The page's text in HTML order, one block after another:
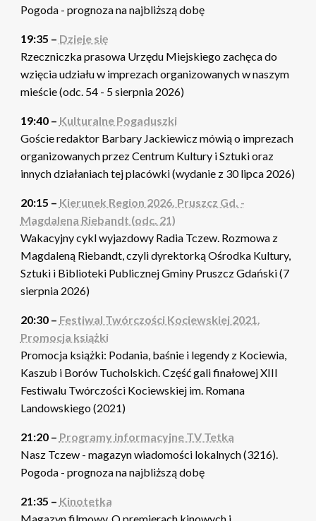
Pogoda - prognoza na najbliższą dobę
19:35 – Dzieje się
Rzeczniczka prasowa Urzędu Miejskiego zachęca do
wzięcia udziału w imprezach organizowanych w naszym
mieście (odc. 54 - 5 sierpnia 2026)
19:40 – Kulturalne Pogaduszki
Goście redaktor Barbary Jackiewicz mówią o imprezach
organizowanych przez Centrum Kultury i Sztuki oraz
innych działaniach tej placówki (wydanie z 30 lipca 2026)
20:15 – Kierunek Region 2026. Pruszcz Gd. -
Magdalena Riebandt (odc. 21)
Wakacyjny cykl wyjazdowy Radia Tczew. Rozmowa z
Magdaleną Riebandt, czyli dyrektorką Ośrodka Kultury,
Sztuki i Biblioteki Publicznej Gminy Pruszcz Gdański (7
sierpnia 2026)
20:30 – Festiwal Twórczości Kociewskiej 2021.
Promocja książki
Promocja książki: Podania, baśnie i legendy z Kociewia,
Kaszub i Borów Tucholskich. Część gali finałowej XIII
Festiwalu Twórczości Kociewskiej im. Romana
Landowskiego (2021)
21:20 – Programy informacyjne TV Tetka
Nasz Tczew - magazyn wiadomości lokalnych (3216).
Pogoda - prognoza na najbliższą dobę
21:35 – Kinotetka